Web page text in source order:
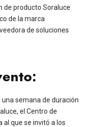
de producto Soraluce
de la marca
de soluciones
semana de duración
el Centro de
al que se invitó a los